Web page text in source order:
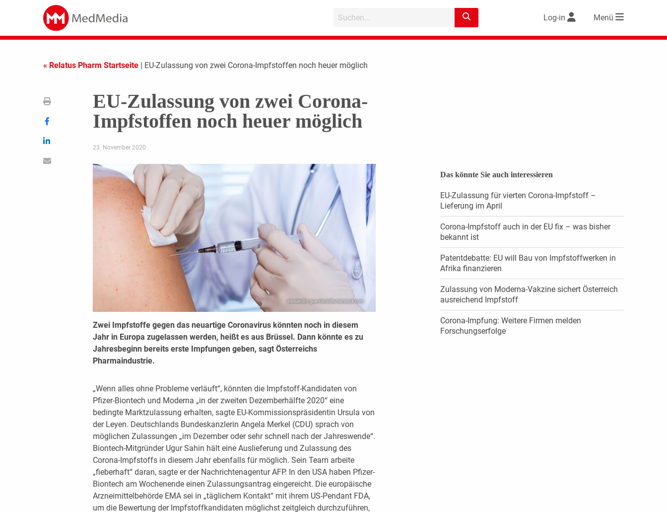
Log-in Menü
« Relatus Pharm Startseite | EU-Zulassung von zwei Corona-Impfstoffen noch heuer möglich
EU-Zulassung von zwei Corona-
Impfstoffen noch heuer möglich
23. November 2020
Zwei Impfstoffe gegen das neuartige Coronavirus könnten noch in diesem
Jahr in Europa zugelassen werden, heißt es aus Brüssel. Dann könnte es zu
Jahresbeginn bereits erste Impfungen geben, sagt Österreichs
Pharmaindustrie.
„Wenn alles ohne Probleme verläuft“, könnten die Impfstoff-Kandidaten von
Pfizer-Biontech und Moderna „in der zweiten Dezemberhälfte 2020“ eine
bedingte Marktzulassung erhalten, sagte EU-Kommissionspräsidentin Ursula von
der Leyen. Deutschlands Bundeskanzlerin Angela Merkel (CDU) sprach von
möglichen Zulassungen „im Dezember oder sehr schnell nach der Jahreswende“.
Biontech-Mitgründer Ugur Sahin hält eine Auslieferung und Zulassung des
Corona-Impfstoffs in diesem Jahr ebenfalls für möglich. Sein Team arbeite
„fieberhaft“ daran, sagte er der Nachrichtenagentur AFP. In den USA haben Pfizer-
Biontech am Wochenende einen Zulassungsantrag eingereicht. Die europäische
Arzneimittelbehörde EMA sei in „täglichem Kontakt“ mit ihrem US-Pendant FDA,
um die Bewertung der Impfstoffkandidaten möglichst zeitgleich durchzuführen,
Das könnte Sie auch interessieren
EU-Zulassung für vierten Corona-Impfstoff –
Lieferung im April
Corona-Impfstoff auch in der EU fix – was bisher
bekannt ist
Patentdebatte: EU will Bau von Impfstoffwerken in
Afrika finanzieren
Zulassung von Moderna-Vakzine sichert Österreich
ausreichend Impfstoff
Corona-Impfung: Weitere Firmen melden
Forschungserfolge